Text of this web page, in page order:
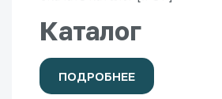
Каталог
ПОДРОБНЕЕ